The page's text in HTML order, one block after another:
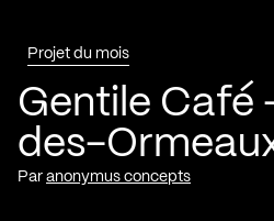
Projet du mois
Gentile Café
des-
Par anonymus concepts